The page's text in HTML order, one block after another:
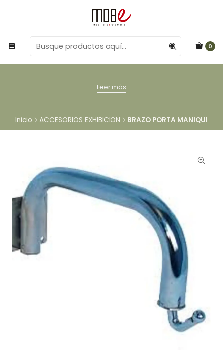
0
Leer más
Inicio ACCESORIOS EXHIBICION BRAZO PORTA MANIQUI